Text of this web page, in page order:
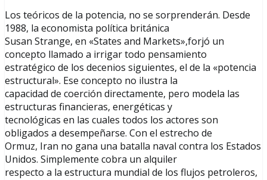
Los teóricos de la potencia, no se sorprenderán. Desde
1988, la economista política británica
Susan Strange, en «States and Markets»,forjó un
concepto llamado a irrigar todo pensamiento
estratégico de los decenios siguientes, el de la «potencia
estructural». Ese concepto no ilustra la
capacidad de coerción directamente, pero modela las
estructuras financieras, energéticas y
tecnológicas en las cuales todos los actores son
obligados a desempeñarse. Con el estrecho de
Ormuz, Iran no gana una batalla naval contra los Estados
Unidos. Simplemente cobra un alquiler
respecto a la estructura mundial de los flujos petroleros,